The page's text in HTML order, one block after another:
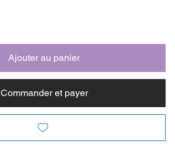
Ajouter au panier
Commander et payer